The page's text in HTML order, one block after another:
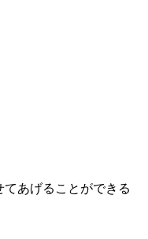
あげることができる